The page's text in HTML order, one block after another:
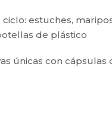
estuches,
de plástico
únicas con cápsulas